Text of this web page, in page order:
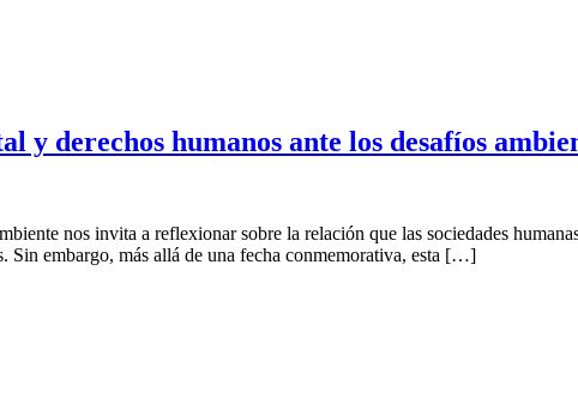
y derechos humanos ante los desafíos
nos invita a reflexionar sobre la relación que las sociedades
Sin embargo, más allá de una fecha conmemorativa, esta […]